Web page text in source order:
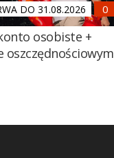
DO 31.08.2026
osobiste +
oszczędnościowym